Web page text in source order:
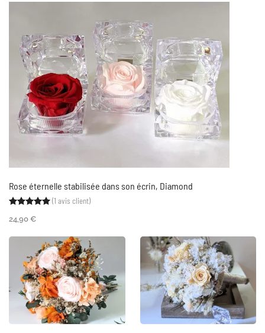
Rose éternelle stabilisée dans son écrin, Diamond
Noté 5.00sur 5 basé sur
1
(1 avis client)
24,90 €